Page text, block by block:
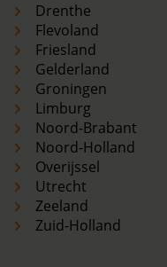
Drenthe
Flevoland
Friesland
Gelderland
Groningen
Limburg
Noord-Brabant
Noord-Holland
Overijssel
Utrecht
Zeeland
Zuid-Holland